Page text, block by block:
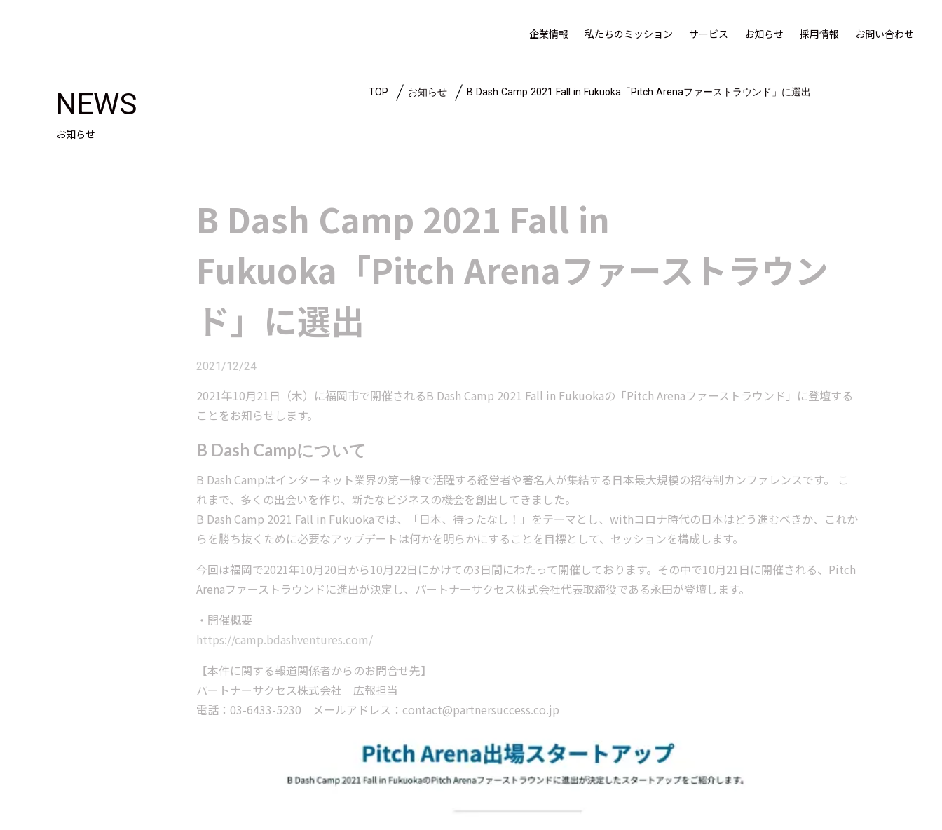
企業情報 私たちのミッション サービス お知らせ 採用情報 お問い合わせ
NEWS
お知らせ
TOP お知らせ B Dash Camp 2021 Fall in Fukuoka「Pitch Arenaファーストラウンド」に選出
B Dash Camp 2021 Fall in
Fukuoka「Pitch Arenaファーストラウン
ド」に選出
2021/12/24
2021年10月21日（木）に福岡市で開催されるB Dash Camp 2021 Fall in Fukuokaの「Pitch Arenaファーストラウンド」に登壇する
ことをお知らせします。
B Dash Campについて
B Dash Campはインターネット業界の第一線で活躍する経営者や著名人が集結する日本最大規模の招待制カンファレンスです。 こ
れまで、多くの出会いを作り、新たなビジネスの機会を創出してきました。
B Dash Camp 2021 Fall in Fukuokaでは、「日本、待ったなし！」をテーマとし、withコロナ時代の日本はどう進むべきか、これか
らを勝ち抜くために必要なアップデートは何かを明らかにすることを目標として、セッションを構成します。
今回は福岡で2021年10月20日から10月22日にかけての3日間にわたって開催しております。その中で10月21日に開催される、Pitch
Arenaファーストラウンドに進出が決定し、パートナーサクセス株式会社代表取締役である永田が登壇します。
・開催概要
https://camp.bdashventures.com/
【本件に関する報道関係者からのお問合せ先】
パートナーサクセス株式会社 広報担当
電話：03-6433-5230 メールアドレス：contact@partnersuccess.co.jp